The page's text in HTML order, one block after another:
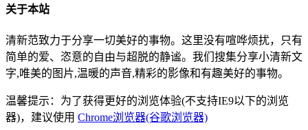
关于本站
清新范致力于分享一切美好的事物。这里没有喧哗烦扰，只有
简单的爱、恣意的自由与超脱的静谧。我们搜集分享小清新文
字,唯美的图片,温暖的声音,精彩的影像和有趣美好的事物。
温馨提示：为了获得更好的浏览体验(不支持IE9以下的浏览
器)，建议使用 Chrome浏览器(谷歌浏览器)